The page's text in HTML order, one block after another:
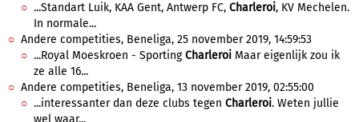
...Standart Luik, KAA Gent, Antwerp FC, Charleroi, KV Mechelen.
In normale...
Andere competities, Beneliga, 25 november 2019, 14:59:53
...Royal Moeskroen - SportingCharleroi Maar eigenlijk zou ik
ze alle 16...
Andere competities, Beneliga, 13 november 2019, 02:55:00
...interessanter dan deze clubs tegen Charleroi. Weten jullie
wel waar...